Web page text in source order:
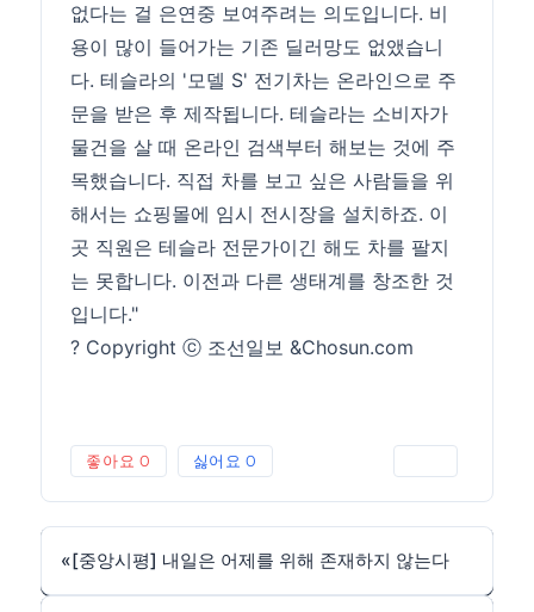
없다는 걸 은연중 보여주려는 의도입니다. 비
용이 많이 들어가는 기존 딜러망도 없앴습니
다. 테슬라의 '모델 S' 전기차는 온라인으로 주
문을 받은 후 제작됩니다. 테슬라는 소비자가
물건을 살 때 온라인 검색부터 해보는 것에 주
목했습니다. 직접 차를 보고 싶은 사람들을 위
해서는 쇼핑몰에 임시 전시장을 설치하죠. 이
곳 직원은 테슬라 전문가이긴 해도 차를 팔지
는 못합니다. 이전과 다른 생태계를 창조한 것
입니다."
? Copyright ⓒ 조선일보 &Chosun.com
좋아요 0 싫어요 0
«[중앙시평] 내일은 어제를 위해 존재하지 않는다